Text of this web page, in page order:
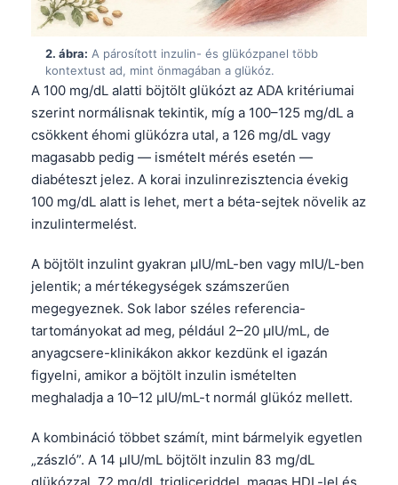
2. ábra: A párosított inzulin- és glükózpanel több
kontextust ad, mint önmagában a glükóz.
A 100 mg/dL alatti böjtölt glükózt az ADA kritériumai
szerint normálisnak tekintik, míg a 100–125 mg/dL a
csökkent éhomi glükózra utal, a 126 mg/dL vagy
magasabb pedig — ismételt mérés esetén —
diabéteszt jelez. A korai inzulinrezisztencia évekig
100 mg/dL alatt is lehet, mert a béta-sejtek növelik az
inzulintermelést.
A böjtölt inzulint gyakran µIU/mL-ben vagy mIU/L-ben
jelentik; a mértékegységek számszerűen
megegyeznek. Sok labor széles referencia-
tartományokat ad meg, például 2–20 µIU/mL, de
anyagcsere-klinikákon akkor kezdünk el igazán
figyelni, amikor a böjtölt inzulin ismételten
meghaladja a 10–12 µIU/mL-t normál glükóz mellett.
A kombináció többet számít, mint bármelyik egyetlen
„zászló”. A 14 µIU/mL böjtölt inzulin 83 mg/dL
glükózzal, 72 mg/dL trigliceriddel, magas HDL-lel és